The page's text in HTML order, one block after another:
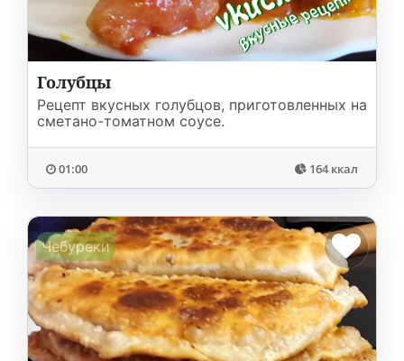
Голубцы
Рецепт вкусных голубцов, приготовленных на
сметано-томатном соусе.
01:00 164 ккал
Чебуреки